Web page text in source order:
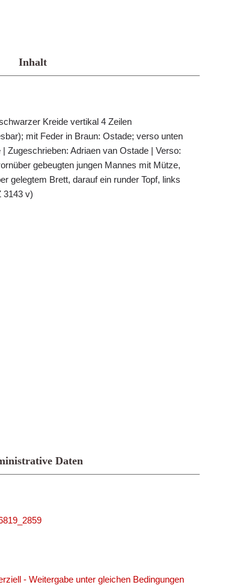
Inhalt
Kreide vertikal 4 Zeilen
mit Feder in Braun: Ostade; verso unten
Zugeschrieben: Adriaen van Ostade | Verso:
gebeugten jungen Mannes mit Mütze,
gelegtem Brett, darauf ein runder Topf, links
3143 v)
Daten
- Weitergabe unter gleichen Bedingungen